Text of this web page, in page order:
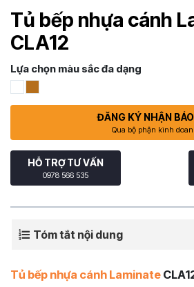
Tủ bếp nhựa cánh
CLA12
Lựa chọn màu sắc đa dạng
ĐĂNG KÝ NHẬN
Qua bộ phận kinh
HỖ TRỢ TƯ VẤN
0978 566 535
Tóm tắt nội dung
Tủ bếp nhựa cánh Laminate